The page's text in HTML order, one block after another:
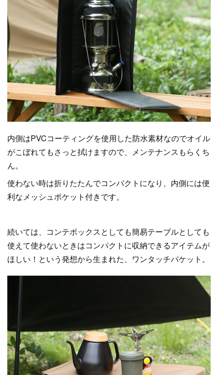
内側はPVCコーティングを使用した防水素材なのでオイル
がこぼれてもさっと拭けますので、メンテナンスもらくち
ん。
使わない時は折りたたんでコンパクトになり、内側には便
利なメッシュポケット付きです。
続いては、コンテボックスとしても簡易テーブルとしても
使えて使わないときはコンパクトに収納できるアイテムが
ほしい！という発想から生まれた、ワンタッチバケット。